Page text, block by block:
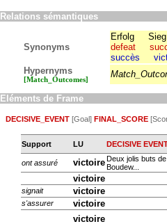
Relations sémantiques
Synonyms
Erfolg
Sieg
defeat
succès
Hypernyms
[Match_Outcomes]
Eléments de Frame
DECISIVE_EVENT [Goal] FINAL_SCORE
Support LU DECISIVE
ont assuré victoireDeux jolis buts de
Boudew...
victoire
signait victoire
s'assurer
victoire
victoire